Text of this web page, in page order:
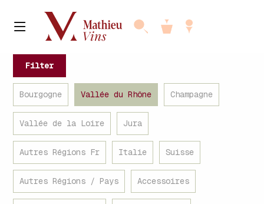
Filter
Bourgogne Vallée du Rhône Champagne
Vallée de la Loire Jura
Autres Régions Fr Italie Suisse
Autres Régions / Pays Accessoires